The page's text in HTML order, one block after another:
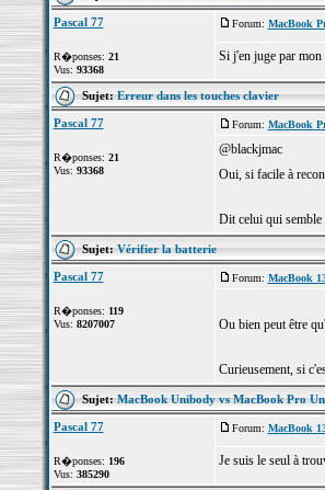
Pascal 77
R�ponses: 21
Vus: 93368
Forum: MacBook
Si j'en juge par
Sujet:Erreur dans les touches clavier
Pascal 77
R�ponses: 21
Vus: 93368
Forum: MacBook
@blackjmac
Oui, si facile à
Dit celui qui
Sujet:Vérifier la batterie
Pascal 77
R�ponses: 119
Vus: 8207007
Forum: MacBook
Ou bien peut être
Curieusement, si
Sujet:MacBook Unibody vs MacBook Pro
Pascal 77
R�ponses: 196
Vus: 385290
Forum: MacBook
Je suis le seul à